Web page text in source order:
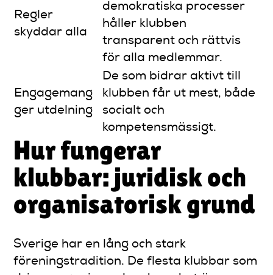
Regler
skyddar alla
demokratiska processer
håller klubben
transparent och rättvis
för alla medlemmar.
Engagemang
ger utdelning
De som bidrar aktivt till
klubben får ut mest, både
socialt och
kompetensmässigt.
Hur fungerar
klubbar: juridisk och
organisatorisk grund
Sverige har en lång och stark
föreningstradition. De flesta klubbar som